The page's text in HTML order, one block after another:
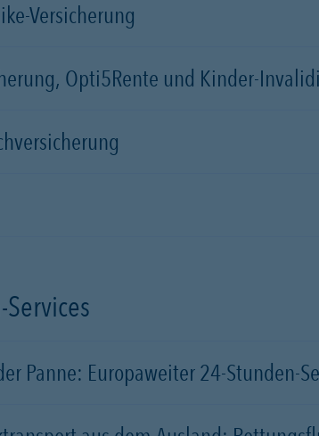
Versicherung
Opti5Rente und Kinder-
Panne: Europaweiter 24-Stunden-